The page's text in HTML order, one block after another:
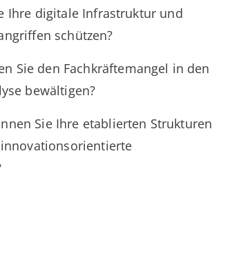
Ihre digitale Infrastruktur und
schützen?
Sie den Fachkräftemangel in den
bewältigen?
Sie Ihre etablierten Strukturen